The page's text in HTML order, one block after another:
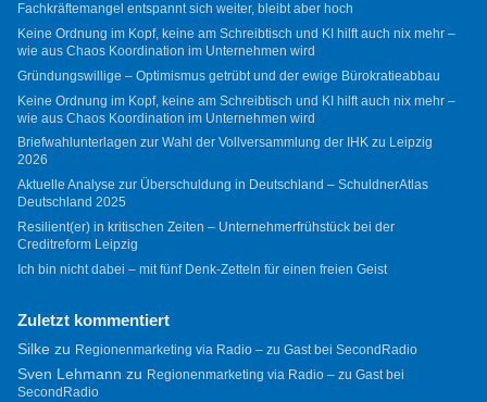
Fachkräftemangel entspannt sich weiter, bleibt aber hoch
Keine Ordnung im Kopf, keine am Schreibtisch und KI hilft auch nix mehr –
wie aus Chaos Koordination im Unternehmen wird
Gründungswillige – Optimismus getrübt und der ewige Bürokratieabbau
Keine Ordnung im Kopf, keine am Schreibtisch und KI hilft auch nix mehr –
wie aus Chaos Koordination im Unternehmen wird
Briefwahlunterlagen zur Wahl der Vollversammlung der IHK zu Leipzig
2026
Aktuelle Analyse zur Überschuldung in Deutschland – SchuldnerAtlas
Deutschland 2025
Resilient(er) in kritischen Zeiten – Unternehmerfrühstück bei der
Creditreform Leipzig
Ich bin nicht dabei – mit fünf Denk-Zetteln für einen freien Geist
Zuletzt kommentiert
Silkezu Regionenmarketing via Radio – zu Gast bei SecondRadio
Sven Lehmann zu Regionenmarketing via Radio – zu Gast bei
SecondRadio